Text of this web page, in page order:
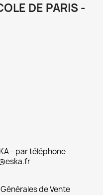
DE PARIS -
- par téléphone
de Vente